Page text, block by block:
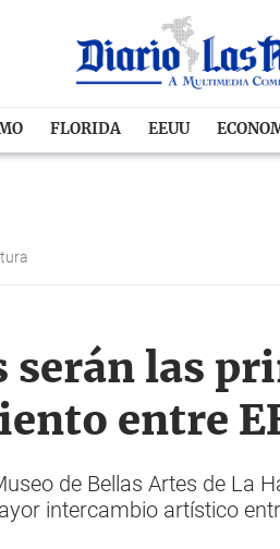
FLORIDA EEUU
serán las
entre
de Bellas Artes de
intercambio artístico